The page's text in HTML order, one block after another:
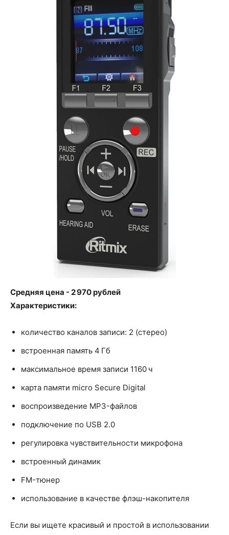
Средняя цена - 2 970 рублей
Характеристики:
количество каналов записи: 2 (стерео)
встроенная память 4 Гб
максимальное время записи 1160 ч
карта памяти micro Secure Digital
воспроизведение MP3-файлов
подключение по USB 2.0
регулировка чувствительности микрофона
встроенный динамик
FM-тюнер
использование в качестве флэш-накопителя
Если вы ищете красивый и простой в использовании